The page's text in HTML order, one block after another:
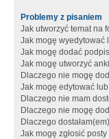
Problemy z pisaniem
Jak utworzyć temat na
Jak mogę wyedytować
Jak mogę dodać
Jak mogę utworzyć
Dlaczego nie mogę
Jak mogę edytować
Dlaczego nie mam
Dlaczego nie mogę
Dlaczego
Jak mogę zgłosić